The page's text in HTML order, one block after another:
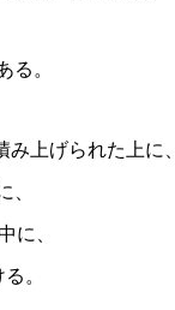
る。
上げられた上に、
、
に、
。